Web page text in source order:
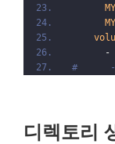
-
#      - ./
디렉토리